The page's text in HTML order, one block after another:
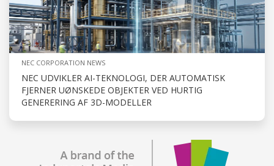
NEC CORPORATION NEWS
NEC UDVIKLER AI-TEKNOLOGI, DER AUTOMATISK
FJERNER UØNSKEDE OBJEKTER VED HURTIG
GENERERING AF 3D-MODELLER